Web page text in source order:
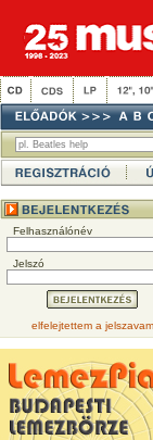
Felhasználónév
Jelszó
elfelejtettem a jelszavam